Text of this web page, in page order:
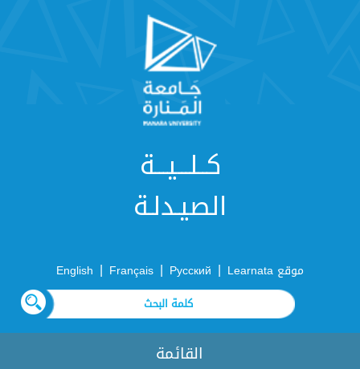
كــلـــيـــة
الصيـدلـة
موقع Learnata |
Русский
|
Français
|
English
القائمة